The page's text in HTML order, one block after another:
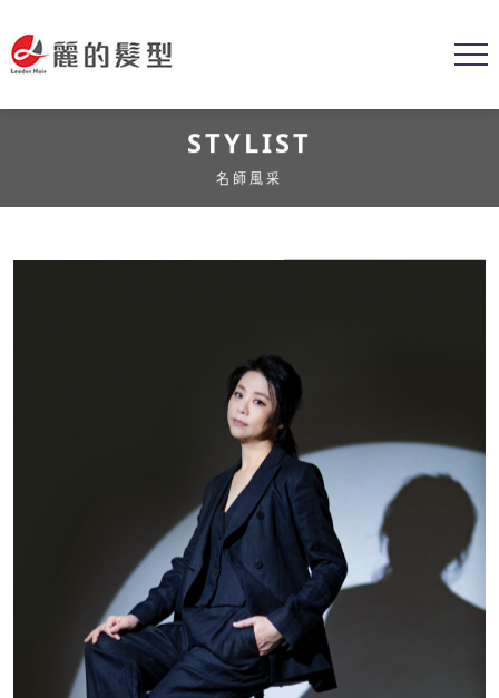
STYLIST
名師風采